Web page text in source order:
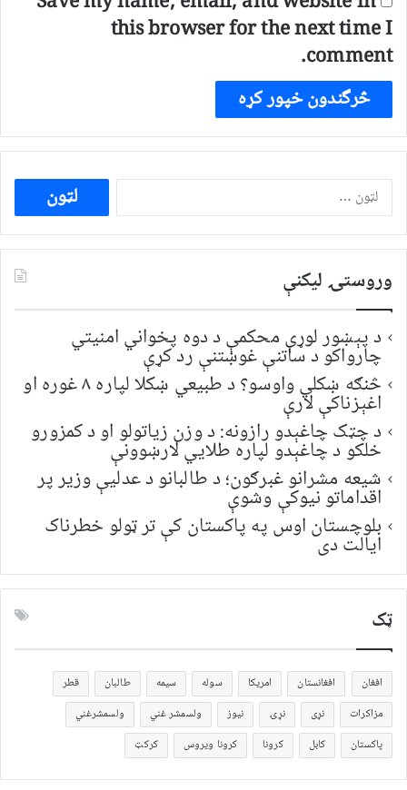
this browser for the next time I
comment.
ددی
لپاره
لټون:
وروستۍ ليکنې
د پېښور لوړې محکمې د دوه پخواني امنیتي
چارواکو د ساتنې غوښتنې رد کړې
څنګه ښکلي واوسو؟ د طبیعي ښکلا لپاره ۸ غوره او
اغېزناکې لارې
د چټک چاغېدو رازونه: د وزن زیاتولو او د کمزورو
خلکو د چاغېدو لپاره طلایي لارښوونې
شیعه مشرانو غبرګون؛ د طالبانو د عدلیې وزیر پر
اقداماتو نیوکې وشوې
بلوچستان اوس په پاکستان کې تر ټولو خطرناک
ایالت دی
ټک
افغان افغانستان امریکا سوله سیمه طالبان
قطر
مزاکرات
نړی نړۍ نیوز ولسمشر غني
ولسمشرغني
پاکستان
کابل کرونا کرونا ویروس کرکټ